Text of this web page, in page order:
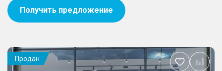
Получить предложение
Продан
Добавить